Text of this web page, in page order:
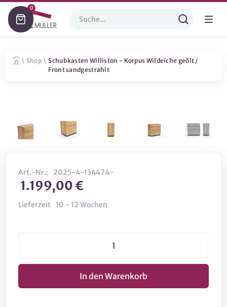
0
\ Shop \ Schubkasten Williston - Korpus Wildeiche geölt /
Front sandgestrahlt
Art.-Nr.: 2025-4-134474-
1.199,00 €
Lieferzeit 10 - 12 Wochen